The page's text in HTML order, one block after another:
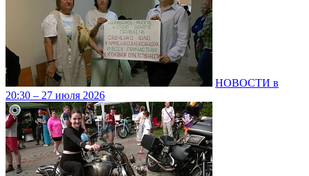
НОВОСТИ в
20:30 – 27 июля 2026